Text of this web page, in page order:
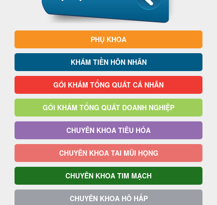
PHỤ KHOA
KHÁM TIỀN HÔN NHÂN
GÓI KHÁM TỔNG QUÁT CÁ NHÂN
GÓI KHÁM TỔNG QUÁT DOANH NGHIỆP
CHUYÊN KHOA TIÊU HÓA
CHUYÊN KHOA TAI MŨI HỌNG
CHUYÊN KHOA TIM MẠCH
CHUYÊN KHOA HÔ HẤP